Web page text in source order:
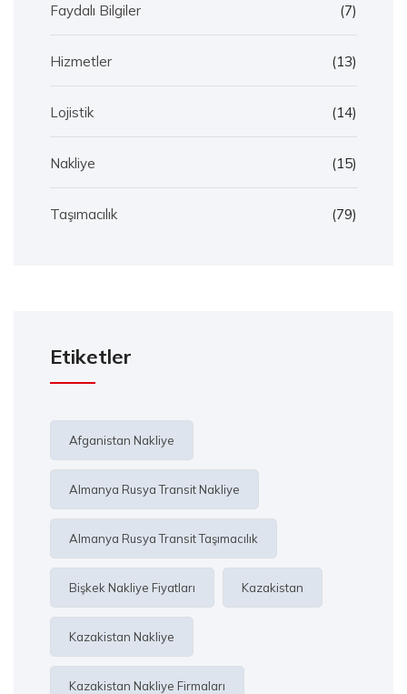
Faydalı Bilgiler (7)
Hizmetler (13)
Lojistik (14)
Nakliye (15)
Taşımacılık (79)
Etiketler
Afganistan Nakliye
Almanya Rusya Transit Nakliye
Almanya Rusya Transit Taşımacılık
Bişkek Nakliye Fiyatları Kazakistan
Kazakistan Nakliye
Kazakistan Nakliye Firmaları